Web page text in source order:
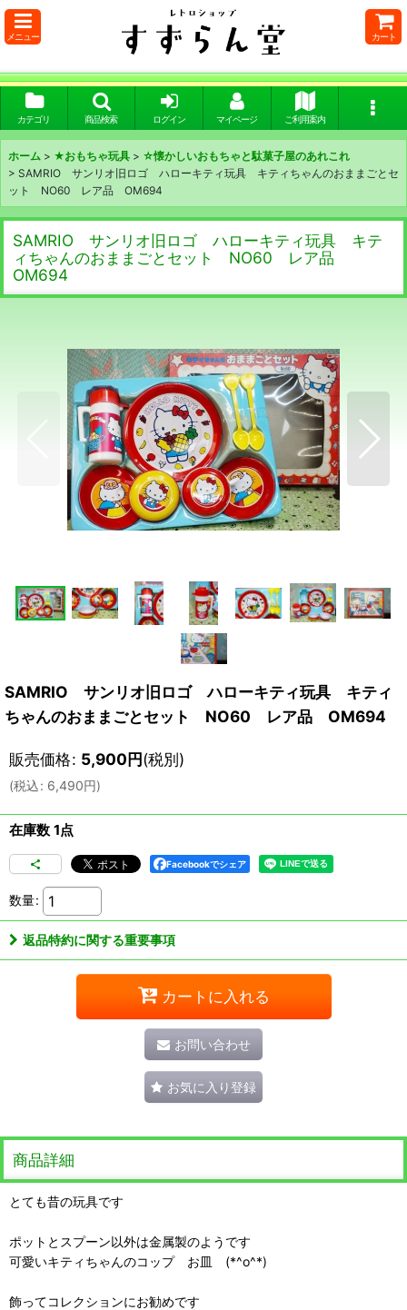
メニュー カート
カテゴリ 商品検索 ログイン マイページ ご利用案内
ホーム > ★おもちゃ玩具 > ☆懐かしいおもちゃと駄菓子屋のあれこれ
> SAMRIO サンリオ旧ロゴ ハローキティ玩具 キティちゃんのおままごとセ
ット NO60 レア品 OM694
SAMRIO サンリオ旧ロゴ ハローキティ玩具 キテ
ィちゃんのおままごとセット NO60 レア品
OM694
SAMRIO サンリオ旧ロゴ ハローキティ玩具 キティ
ちゃんのおままごとセット NO60 レア品 OM694
販売価格: 5,900円(税別)
(税込: 6,490円)
在庫数 1点
Facebookでシェア
数量:
返品特約に関する重要事項
カートに入れる
お問い合わせ
お気に入り登録
商品詳細
とても昔の玩具です
ポットとスプーン以外は金属製のようです
可愛いキティちゃんのコップ お皿 (*^o^*)
飾ってコレクションにお勧めです